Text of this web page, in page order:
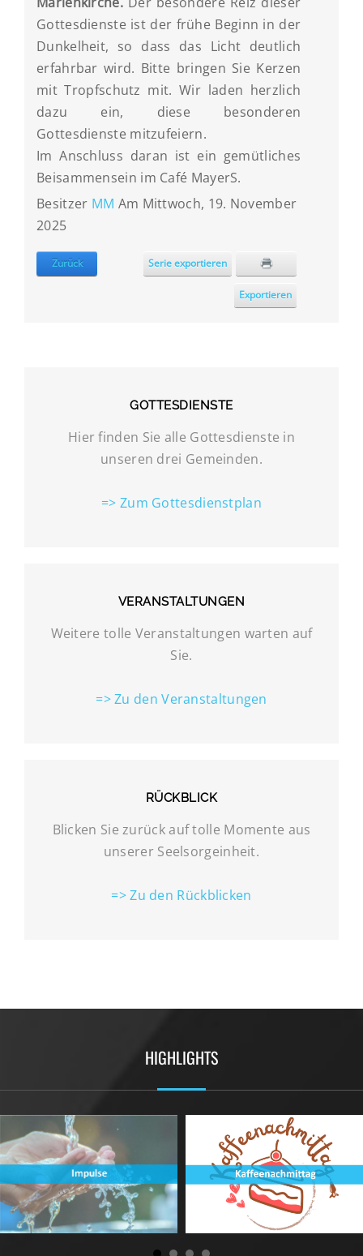
Gottesdienste ist der frühe Beginn in der
Dunkelheit, so dass das Licht deutlich
erfahrbar wird. Bitte bringen Sie Kerzen
mit Tropfschutz mit. Wir laden herzlich
dazu ein, diese besonderen
Gottesdienste mitzufeiern.
Im Anschluss daran ist ein gemütliches
Beisammensein im Café MayerS.
Besitzer MM Am Mittwoch, 19. November
2025
Zurück Serie exportieren
Exportieren
GOTTESDIENSTE
Hier finden Sie alle Gottesdienste in
unseren drei Gemeinden.
=> Zum Gottesdienstplan
VERANSTALTUNGEN
Weitere tolle Veranstaltungen warten auf
Sie.
=> Zu den Veranstaltungen
RÜCKBLICK
Blicken Sie zurück auf tolle Momente aus
unserer Seelsorgeinheit.
=> Zu den Rückblicken
HIGHLIGHTS